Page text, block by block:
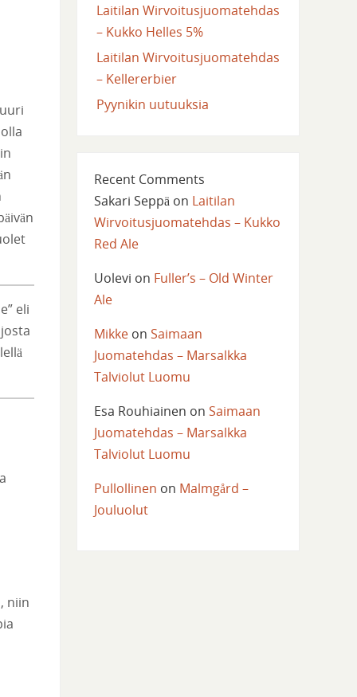
eli
niin
Laitilan Wirvoitusjuomatehdas
– Kukko Helles 5%
Laitilan Wirvoitusjuomatehdas
– Kellererbier
Pyynikin uutuuksia
Recent Comments
Sakari Seppäon Laitilan
Wirvoitusjuomatehdas – Kukko
Red Ale
Uolevi on Fuller’s – Old Winter
Ale
Mikkeon Saimaan
Juomatehdas – Marsalkka
Talviolut Luomu
Esa Rouhiainen on Saimaan
Juomatehdas – Marsalkka
Talviolut Luomu
Pullollinen on Malmgård –
Jouluolut